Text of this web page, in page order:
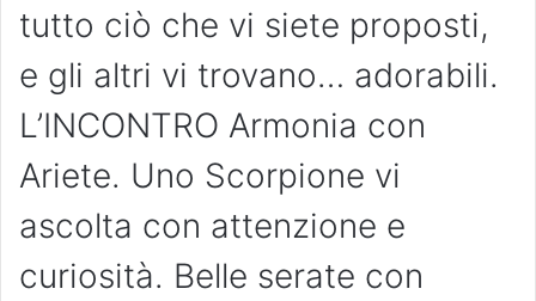
tutto ciò che vi siete proposti,
e gli altri vi trovano… adorabili.
L’INCONTRO Armonia con
Ariete. Uno Scorpione vi
ascolta con attenzione e
curiosità. Belle serate con